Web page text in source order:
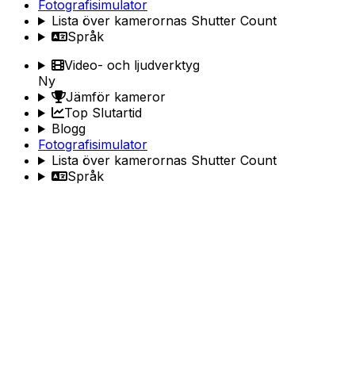
Fotografisimulator
Lista över kamerornas Shutter Count
Språk
Video- och ljudverktyg
Ny
Jämför kameror
Top Slutartid
Blogg
Fotografisimulator
Lista över kamerornas Shutter Count
Språk